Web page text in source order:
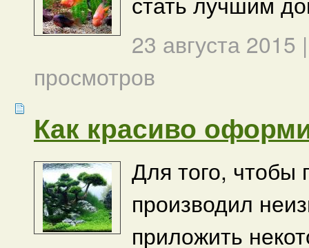
23 августа 2015
просмотров
Как красиво
Для того, чтобы
производил
приложить